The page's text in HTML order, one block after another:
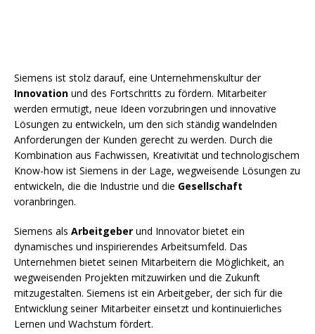
Siemens ist stolz darauf, eine Unternehmenskultur der
Innovation und des Fortschritts zu fördern. Mitarbeiter
werden ermutigt, neue Ideen vorzubringen und innovative
Lösungen zu entwickeln, um den sich ständig wandelnden
Anforderungen der Kunden gerecht zu werden. Durch die
Kombination aus Fachwissen, Kreativität und technologischem
Know-how ist Siemens in der Lage, wegweisende Lösungen zu
entwickeln, die die Industrie und die Gesellschaft
voranbringen.
Siemens als Arbeitgeber und Innovator bietet ein
dynamisches und inspirierendes Arbeitsumfeld. Das
Unternehmen bietet seinen Mitarbeitern die Möglichkeit, an
wegweisenden Projekten mitzuwirken und die Zukunft
mitzugestalten. Siemens ist ein Arbeitgeber, der sich für die
Entwicklung seiner Mitarbeiter einsetzt und kontinuierliches
Lernen und Wachstum fördert.